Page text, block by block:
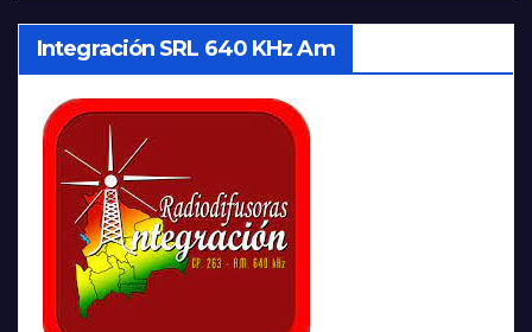
Integración SRL 640 KHz Am